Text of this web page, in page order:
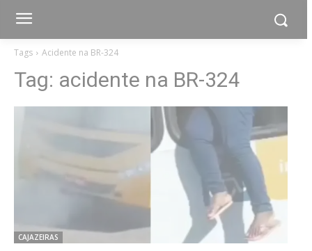
Tags Acidente na BR-324
Tag: acidente na BR-324
CAJAZEIRAS